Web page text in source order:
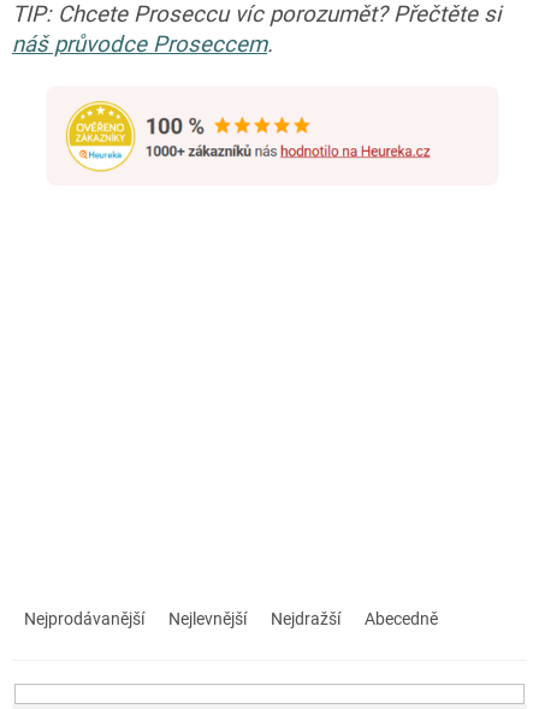
TIP: Chcete Proseccu víc porozumět? Přečtěte si
náš průvodce Proseccem.
n
Nejprodávanější Nejlevnější Nejdražší Abecedně